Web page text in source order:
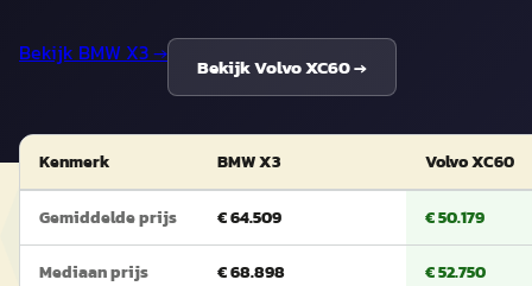
Bekijk BMW X3→
BekijkVolvo XC60→
Kenmerk BMW X3 Volvo XC60
Gemiddelde prijs € 64.509 € 50.179
Mediaan prijs € 68.898 € 52.750